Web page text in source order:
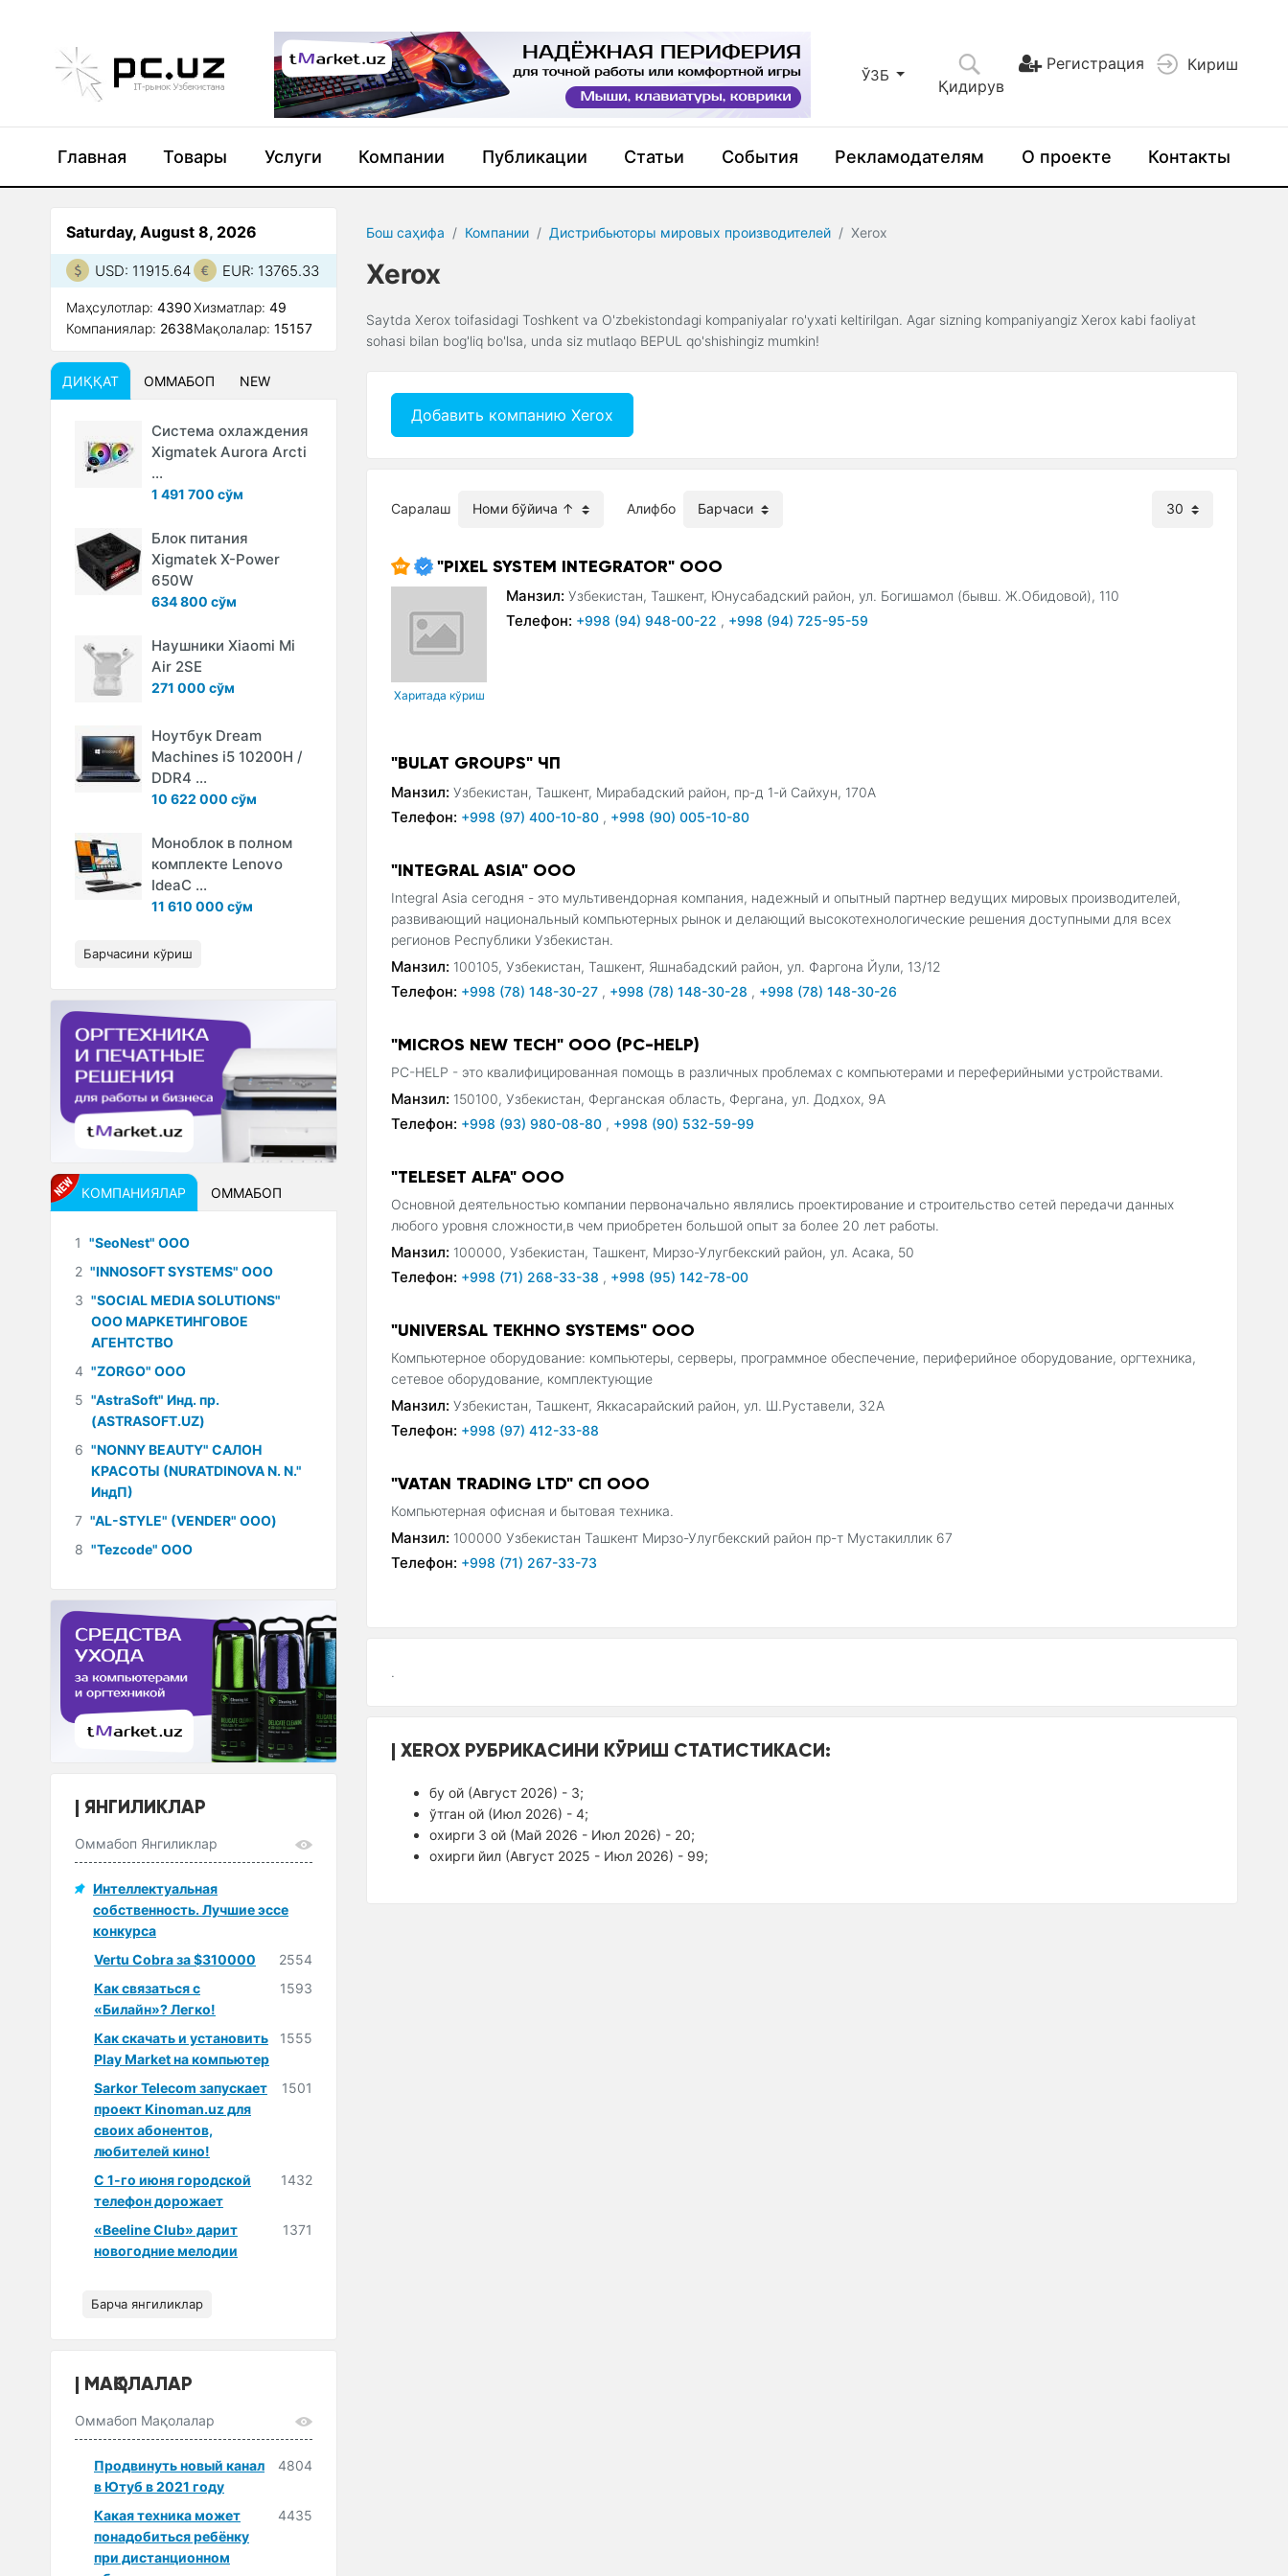
ЎЗБ
Қидирув
Регистрация Кириш
Главная Товары Услуги Компании Публикации Статьи События Рекламодателям О проекте Контакты
Бош саҳифа Компании Дистрибьюторы мировых производителей Xerox
Xerox
Saytda Xerox toifasidagi Toshkent va O'zbekistondagi kompaniyalar ro'yxati keltirilgan. Agar sizning kompaniyangiz Xerox kabi faoliyat
sohasi bilan bog'liq bo'lsa, unda siz mutlaqo BEPUL qo'shishingiz mumkin!
Добавить компанию Xerox
Саралаш Алифбо
"PIXEL SYSTEM INTEGRATOR" ООО
Xаритада кўриш
Манзил: Узбекистан, Ташкент, Юнусабадский район, ул. Богишамол (бывш. Ж.Обидовой), 110
Телефон: +998 (94) 948-00-22 , +998 (94) 725-95-59
"BULAT GROUPS" ЧП
Манзил: Узбекистан, Ташкент, Мирабадский район, пр-д 1-й Сайхун, 170А
Телефон: +998 (97) 400-10-80 , +998 (90) 005-10-80
"INTEGRAL ASIA" ООО
Integral Asia сегодня - это мультивендорная компания, надежный и опытный партнер ведущих мировых производителей,
развивающий национальный компьютерных рынок и делающий высокотехнологические решения доступными для всех
регионов Республики Узбекистан.
Манзил: 100105, Узбекистан, Ташкент, Яшнабадский район, ул. Фаргона Йули, 13/12
Телефон: +998 (78) 148-30-27 , +998 (78) 148-30-28 , +998 (78) 148-30-26
"MICROS NEW TECH" ООО (PC-HELP)
PC-HELP - это квалифицированная помощь в различных проблемах с компьютерами и переферийными устройствами.
Манзил: 150100, Узбекистан, Ферганская область, Фергана, ул. Додхох, 9А
Телефон: +998 (93) 980-08-80 , +998 (90) 532-59-99
"TELESET ALFA" ООО
Основной деятельностью компании первоначально являлись проектирование и строительство сетей передачи данных
любого уровня сложности,в чем приобретен большой опыт за более 20 лет работы.
Манзил: 100000, Узбекистан, Ташкент, Мирзо-Улугбекский район, ул. Асака, 50
Телефон: +998 (71) 268-33-38 , +998 (95) 142-78-00
"UNIVERSAL TEKHNO SYSTEMS" ООО
Компьютерное оборудование: компьютеры, серверы, программное обеспечение, периферийное оборудование, оргтехника,
сетевое оборудование, комплектующие
Манзил: Узбекистан, Ташкент, Яккасарайский район, ул. Ш.Руставели, 32А
Телефон: +998 (97) 412-33-88
"VATAN TRADING LTD" СП ООО
Компьютерная офисная и бытовая техника.
Манзил: 100000 Узбекистан Ташкент Мирзо-Улугбекский район пр-т Мустакиллик 67
Телефон: +998 (71) 267-33-73
.
XEROX РУБРИКАСИНИ КЎРИШ СТАТИСТИКАСИ:
бу ой (Август 2026) - 3;
ўтган ой (Июл 2026) - 4;
оxирги 3 ой (Май 2026 - Июл 2026) - 20;
оxирги йил (Август 2025 - Июл 2026) - 99;
Saturday, August 8, 2026
USD: 11915.64 EUR: 13765.33
Маҳсулотлар: 4390
Компаниялар: 2638
Xизматлар:49
Мақолалар:15157
ДИҚҚАТ ОММАБОП NEW
Система охлаждения
Xigmatek Aurora Arcti
...
1 491 700 сўм
Блок питания
Xigmatek X-Power
650W
634 800 сўм
Наушники Xiaomi Mi
Air 2SE
271 000 сўм
Ноутбук Dream
Machines i5 10200H /
DDR4 ...
10 622 000 сўм
Моноблок в полном
комплекте Lenovo
IdeaC ...
11 610 000 сўм
Барчасини кўриш
КОМПАНИЯЛАР ОММАБОП
1 "SeoNest" ООО
2 "INNOSOFT SYSTEMS" ООО
3 "SOCIAL MEDIA SOLUTIONS"
ООО МАРКЕТИНГОВОЕ
АГЕНТСТВО
4 "ZORGO" ООО
5 "AstraSoft" Инд. пр.
(ASTRASOFT.UZ)
6 "NONNY BEAUTY" САЛОН
КРАСОТЫ (NURATDINOVA N. N."
ИндП)
7 "AL-STYLE" (VENDER" ООО)
8 "Tezcode" ООО
ЯНГИЛИКЛАР
Оммабоп Янгиликлар
Интеллектуальная
собственность. Лучшие эссе
конкурса
Vertu Cobra за $310000
2554
Как связаться с
«Билайн»? Легко!
1593
Как скачать и установить
Play Market на компьютер
1555
Sarkor Telecom запускает
проект Kinoman.uz для
своих абонентов,
любителей кино!
1501
С 1-го июня городской
телефон дорожает
1432
«Beeline Club» дарит
новогодние мелодии
1371
Барча янгиликлар
МАҚОЛАЛАР
Оммабоп Мақолалар
Продвинуть новый канал
в Ютуб в 2021 году
4804
Какая техника может
понадобиться ребёнку
при дистанционном
4435